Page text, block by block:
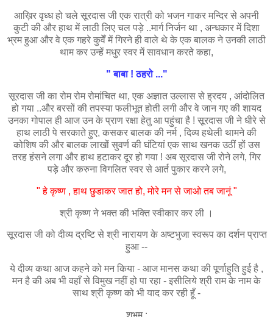
आख़िर वृध्ध हो चले सूरदास जी एक रात्री को भजन गाकर मन्दिर से अपनी
कुटी की और हाथ में लाठी लिए चल पड़े ..मार्ग निर्जन था , अन्धकार में दिशा
भ्रम हुआ और वे एक गहरे कुवेँ में गिरने ही वाले थे के एक बालक ने उनकी लाठी
थाम कर उन्हें मधुर स्वर में सावधान करते कहा,
" बाबा ! ठहरो ..."
सूरदास जी का रोम रोम रोमांचित था, एक अज्ञात उल्लास से ह्रदय , आंदोलित
हो गया ..और बरसों की तपस्या फलीभूत होती लगी और वे जान गए की शायद
उनका गोपाल ही आज उन के प्राण रक्षा हेतु आ पहुंचा है ! सूरदास जी ने धीरे से
हाथ लाठी पे सरकाते हुए, कसकर बालक की नर्म , दिव्य हथेली थामने की
कोशिष की और बालक लाखों सुवर्ण की घंटियां एक साथ खनक उठीं हों उस
तरह हंसने लगा और हाथ हटाकर दूर हो गया ! अब सूरदास जी रोने लगे, गिर
पड़े और करुना विगलित स्वर से आर्त पुकार करने लगे,
" हे कृष्ण , हाथ छुडाकर जात हो, मोरे मन से जाओ तब जानूं "
श्री कृष्ण ने भक्त की भक्ति स्वीकार कर ली ।
सूरदास जी को दीव्य द्रष्टि से श्री नारायण के अष्टभुजा स्वरूप का दर्शन प्राप्त
हुआ --
ये दीव्य कथा आज कहने को मन किया - आज मानस कथा की पूर्णाहुति हुई है ,
मन है की अब भी वहाँ से विमुख नहीं हो पा रहा - इसीलिये श्री राम के नाम के
साथ श्री कृष्ण को भी याद कर रही हूँ -
शुभम :